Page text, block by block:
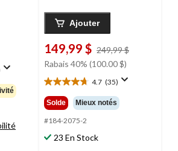
Ajouter
149,99 $ 249,99 $
Rabais 40% (100.00 $)
4.7 (35)
4.7
étoile(s)
sur
5.
35
évaluations
Solde Mieux notés
#184-2075-2
23 En Stock